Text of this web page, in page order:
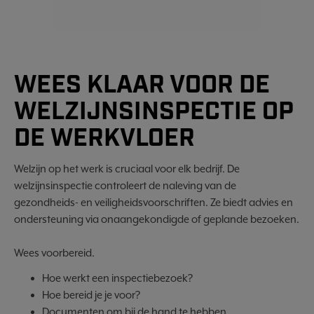
WEES KLAAR VOOR DE
WELZIJNSINSPECTIE OP
DE WERKVLOER
Welzijn op het werk is cruciaal voor elk bedrijf. De
welzijnsinspectie controleert de naleving van de
gezondheids- en veiligheidsvoorschriften. Ze biedt advies en
ondersteuning via onaangekondigde of geplande bezoeken.
Wees voorbereid.
Hoe werkt een inspectiebezoek?
Hoe bereid je je voor?
Documenten om bij de hand te hebben